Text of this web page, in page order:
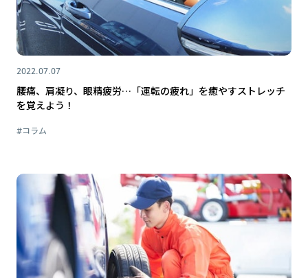
2022.07.07
腰痛、肩凝り、眼精疲労…「運転の疲れ」を癒やすストレッチ
を覚えよう！
#コラム